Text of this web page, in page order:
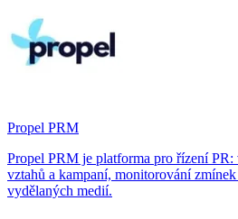
Propel PRM
Propel PRM je platforma pro řízení PR:
vztahů a kampaní, monitorování
vydělaných medií.